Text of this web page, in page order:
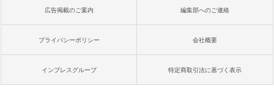
広告掲載のご案内 編集部へのご連絡
プライバシーポリシー 会社概要
インプレスグループ 特定商取引法に基づく表示